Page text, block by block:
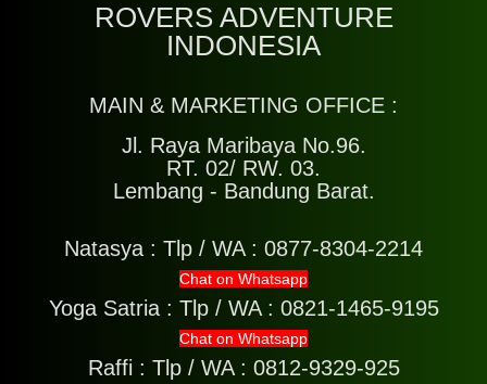
ROVERS ADVENTURE
INDONESIA
MAIN & MARKETING OFFICE :
Jl. Raya Maribaya No.96.
RT. 02/ RW. 03.
Lembang - Bandung Barat.
Natasya : Tlp / WA : 0877-8304-2214
Chat on Whatsapp
Yoga Satria : Tlp / WA : 0821-1465-9195
Chat on Whatsapp
Raffi : Tlp / WA : 0812-9329-925